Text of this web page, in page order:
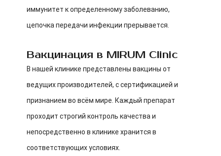
иммунитет к определенному заболеванию,
цепочка передачи инфекции прерывается.
Вакцинация в MIRUM Clinic
В нашей клинике представлены вакцины от
ведущих производителей, с сертификацией и
признанием во всём мире. Каждый препарат
проходит строгий контроль качества и
непосредственно в клинике хранится в
соответствующих условиях.